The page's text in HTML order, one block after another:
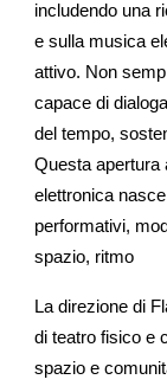
includendo una
e sulla musica
attivo. Non
capace di
del tempo,
Questa apertura
elettronica
performativi,
spazio, ritmo
La direzione di
di teatro fisico e
spazio e